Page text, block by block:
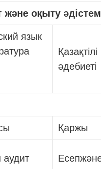
оқыту
язык
әдебиеті
Қаржы
аудит